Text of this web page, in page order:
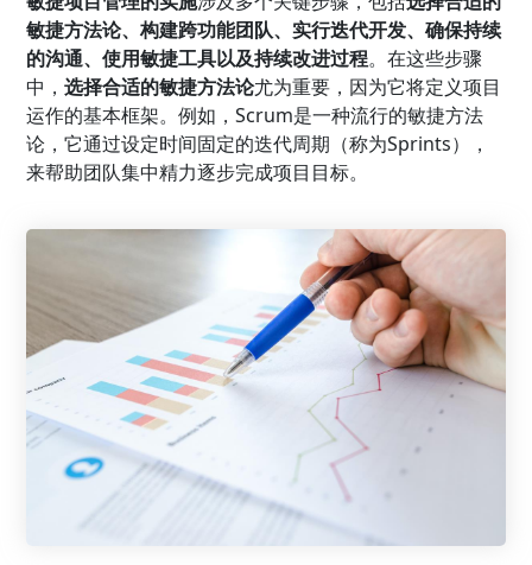
敏捷方法论、构建跨功能团队、实行迭代开发、确保持续
的沟通、使用敏捷工具以及持续改进过程。在这些步骤
中，选择合适的敏捷方法论尤为重要，因为它将定义项目
运作的基本框架。例如，Scrum是一种流行的敏捷方法
论，它通过设定时间固定的迭代周期（称为Sprints），
来帮助团队集中精力逐步完成项目目标。